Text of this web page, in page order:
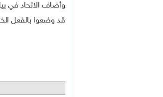
وأضاف الاتحاد في
قد وضعوا بالفعل